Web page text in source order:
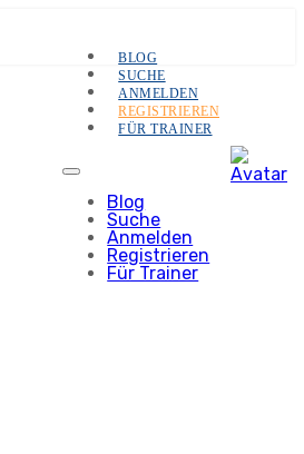
BLOG
SUCHE
ANMELDEN
REGISTRIEREN
FÜR TRAINER
Blog
Suche
Anmelden
Registrieren
Für Trainer